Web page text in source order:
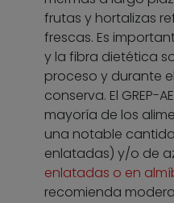
frutas y hortalizas
frescas. Es
y la fibra dietética
proceso y durante
conserva. El GREP-
mayoría de los
una notable
enlatadas) y/o de
enlatadas o en
recomienda